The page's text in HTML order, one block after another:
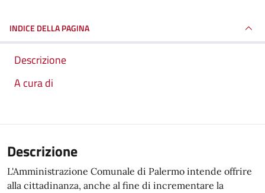
INDICE DELLA PAGINA
Descrizione
A cura di
Descrizione
L'Amministrazione Comunale di Palermo intende offrire
alla cittadinanza, anche al fine di incrementare la